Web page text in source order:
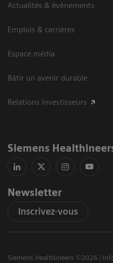
Actualités & évènements
Emplois & carrières
Espace média
Bâtir un avenir durable
Relations investisseurs
Siemens
Newsletter
Inscrivez-vous
Siemens Healthineers ©2026